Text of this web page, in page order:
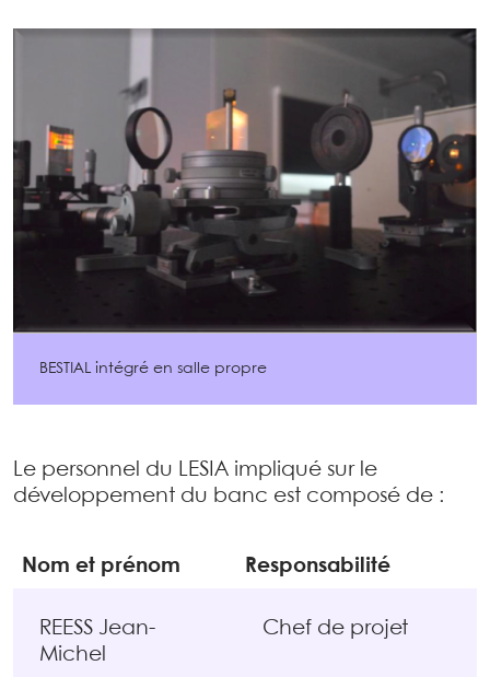
BESTIAL intégré en salle propre
Le personnel du LESIA impliqué sur le
développement du banc est composé de :
Nom et prénom Responsabilité
REESS Jean-
Michel
Chef de projet